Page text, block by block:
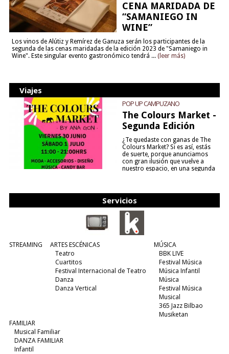
CENA MARIDADA DE
“SAMANIEGO IN
WINE”
Los vinos de Alútiz y Remírez de Ganuza serán los participantes de la
segunda de las cenas maridadas de la edición 2023 de "Samaniego in
Wine". Este singular evento gastronómico tendrá ... (leer más)
Viajes
POP UP CAMPUZANO
The Colours Market -
Segunda Edición
¿Te quedaste con ganas de The
Colours Market? Si es así, estás
de suerte, porque anunciamos
con gran ilusión que vuelve a
nuestro espacio, en una segunda
Servicios
STREAMING
ARTES ESCÉNICAS
Teatro
Cuartitos
Festival Internacional de Teatro
Danza
Danza Vertical
MÚSICA
BBK LIVE
Festival Música
Música Infantil
Música
Festival Música
Musical
365 Jazz Bilbao
Musiketan
FAMILIAR
Musical Familiar
DANZA FAMILIAR
Infantil